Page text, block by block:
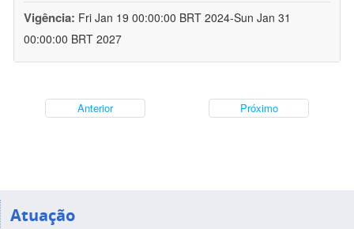
Vigência: Fri Jan 19 00:00:00 BRT 2024-Sun Jan 31
00:00:00 BRT 2027
Anterior Próximo
Atuação